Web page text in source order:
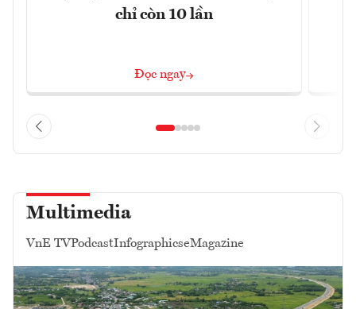
chỉ còn 10 lần
Đọc ngay
Multimedia
VnE TVPodcastInfographicseMagazine